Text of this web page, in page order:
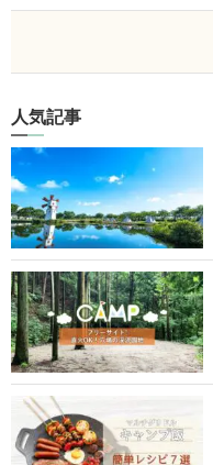
人気記事